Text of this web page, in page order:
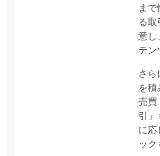
ま
る
意し
テン
さ
を積
売買
引」
に応
ック